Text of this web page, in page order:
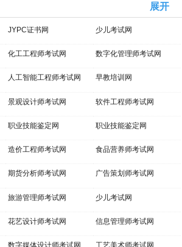
展开
JYPC证书网 少儿考试网
化工工程师考试网 数字化管理师考试网
人工智能工程师考试网 早教培训网
景观设计师考试网 软件工程师考试网
职业技能鉴定网 职业技能鉴定网
造价工程师考试网 食品营养师考试网
期货分析师考试网 广告策划师考试网
旅游管理师考试网 少儿考试网
花艺设计师考试网 信息管理师考试网